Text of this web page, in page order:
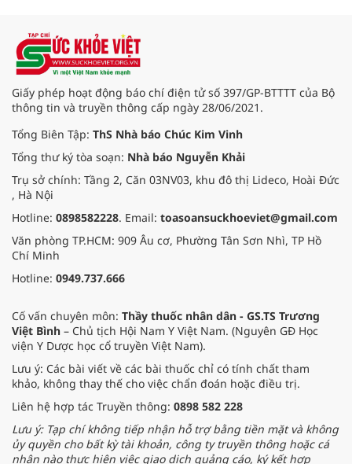
Giấy phép hoạt động báo chí điện tử số 397/GP-BTTTT của Bộ
thông tin và truyền thông cấp ngày 28/06/2021.
Tổng Biên Tập: ThS Nhà báo Chúc Kim Vinh
Tổng thư ký tòa soạn: Nhà báo Nguyễn Khải
Trụ sở chính: Tầng 2, Căn 03NV03, khu đô thị Lideco, Hoài Đức
, Hà Nội
Hotline: 0898582228. Email: toasoansuckhoeviet@gmail.com
Văn phòng TP.HCM: 909 Âu cơ, Phường Tân Sơn Nhì, TP Hồ
Chí Minh
Hotline: 0949.737.666
Cố vấn chuyên môn: Thầy thuốc nhân dân - GS.TS Trương
Việt Bình – Chủ tịch Hội Nam Y Việt Nam. (Nguyên GĐ Học
viện Y Dược học cổ truyền Việt Nam).
Lưu ý: Các bài viết về các bài thuốc chỉ có tính chất tham
khảo, không thay thế cho việc chẩn đoán hoặc điều trị.
Liên hệ hợp tác Truyền thông: 0898 582 228
Lưu ý: Tạp chí không tiếp nhận hỗ trợ bằng tiền mặt và không
ủy quyền cho bất kỳ tài khoản, công ty truyền thông hoặc cá
nhân nào thực hiện việc giao dịch quảng cáo, ký kết hợp